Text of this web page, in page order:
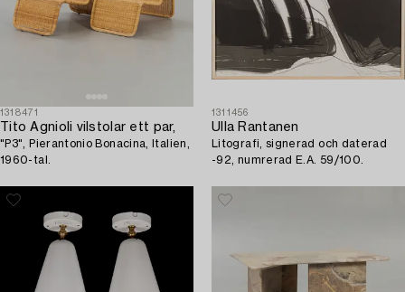
1318471
Tito Agnioli vilstolar ett par,
"P3", Pierantonio Bonacina, Italien,
1960-tal.
1311456
Ulla Rantanen
Litografi, signerad och daterad
-92, numrerad E.A. 59/100.